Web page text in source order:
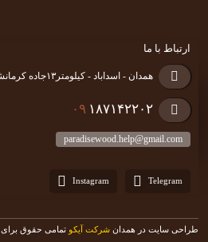
ارتباط با ما
همدان - اسداباد - کیلومتر۱۳جاده کرمانشاه - شرکت پارادایس
۰۹ ۱۸۷۱۴۲۲۰۲
paradisewood.help@gmail.com
Telegram
Instagram
طراحی سایت در همدان شرکت آیکو تمامی حقوق برای